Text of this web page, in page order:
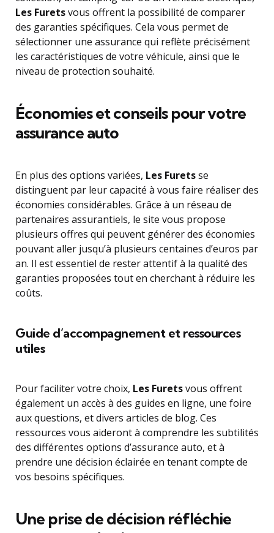
Les Furetsvous offrent la possibilité de comparer
des garanties spécifiques. Cela vous permet de
sélectionner une assurance qui reflète précisément
les caractéristiques de votre véhicule, ainsi que le
niveau de protection souhaité.
Économies et conseils pour votre
assurance auto
En plus des options variées, Les Furetsse
distinguent par leur capacité à vous faire réaliser des
économies considérables. Grâce à un réseau de
partenaires assurantiels, le site vous propose
plusieurs offres qui peuvent générer des économies
pouvant aller jusqu’à plusieurs centaines d’euros par
an. Il est essentiel de rester attentif à la qualité des
garanties proposées tout en cherchant à réduire les
coûts.
Guide d’accompagnement et ressources
utiles
Pour faciliter votre choix, Les Furetsvous offrent
également un accès à des guides en ligne, une foire
aux questions, et divers articles de blog. Ces
ressources vous aideront à comprendre les subtilités
des différentes options d’assurance auto, et à
prendre une décision éclairée en tenant compte de
vos besoins spécifiques.
Une prise de décision réfléchie